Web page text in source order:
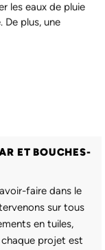
les eaux de pluie
De plus, une
ET BOUCHES-
faire dans le
sur tous
en tuiles,
projet est